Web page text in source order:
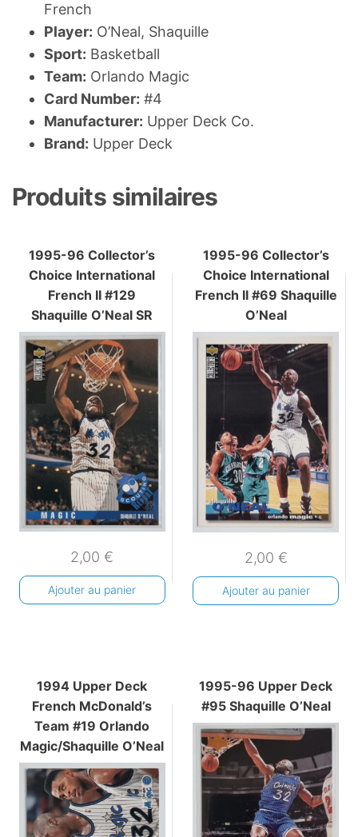
French
Player: O’Neal, Shaquille
Sport: Basketball
Team: Orlando Magic
Card Number: #4
Manufacturer: Upper Deck Co.
Brand: Upper Deck
Produits similaires
1995-96 Collector’s
Choice International
French II #129
Shaquille O’Neal SR
2,00€
Ajouter au panier
1995-96 Collector’s
Choice International
French II #69 Shaquille
O’Neal
2,00 €
Ajouter au panier
1994 Upper Deck
French McDonald’s
Team #19 Orlando
Magic/Shaquille O’Neal
1995-96 Upper Deck
#95 Shaquille O’Neal